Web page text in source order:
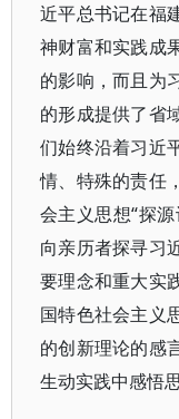
近平总书记在福
神财富和实践成
的影响，而且为
的形成提供了省
们始终沿着习近
情、特殊的责任
会主义思想“探
向亲历者探寻习
要理念和重大实
国特色社会主义
的创新理论的感
生动实践中感悟